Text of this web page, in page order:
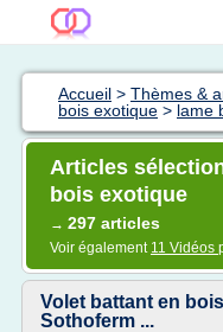
Accueil > Thèmes &
bois exotique > lame
Articles
bois exotique
→ 297 articles
Voir également 11 Vidéos
Volet battant en
Sothoferm ...